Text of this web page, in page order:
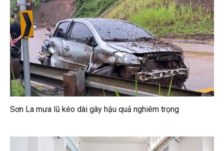
Sơn La mưa lũ kéo dài gây hậu quả nghiêm trọng